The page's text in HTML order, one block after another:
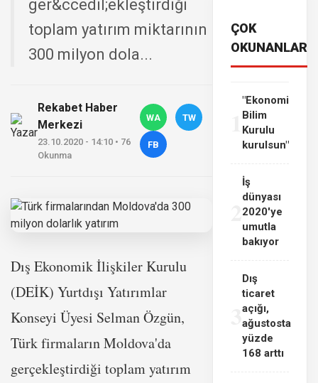
ger&ccedil;ekleştirdiği
toplam yatırım miktarının
300 milyon dola...
Rekabet Haber
Merkezi
23.10.2020 - 14:10 • 76
Okunma
WA TW
FB
Dış Ekonomik İlişkiler Kurulu
(DEİK) Yurtdışı Yatırımlar
Konseyi Üyesi Selman Özgün,
Türk firmaların Moldova'da
gerçekleştirdiği toplam yatırım
ÇOK
OKUNANLAR
"Ekonomi
Bilim
Kurulu
kurulsun"
İş
dünyası
2020'ye
umutla
bakıyor
3
Dış
ticaret
açığı,
ağustosta
yüzde
168 arttı